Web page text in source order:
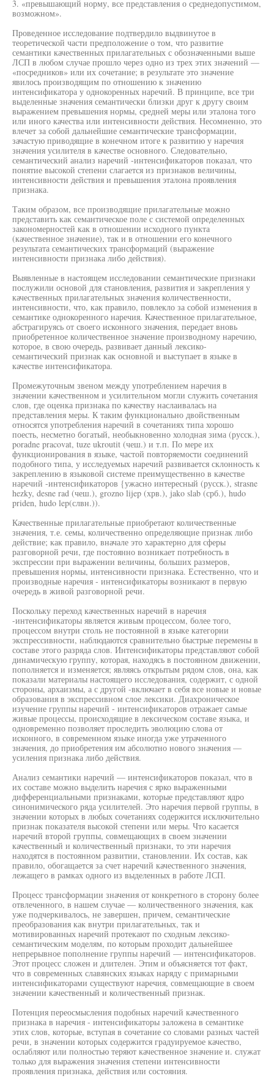
3. «превышающий норму, все представления о среднедопустимом,
возможном».
Проведенное исследование подтвердило выдвинутое в
теоретической части предположение о том, что развитие
семантики качественных прилагательных с обозначенными выше
ЛСП в любом случае прошло через одно из трех этих значений —
«посредников» или их сочетание; в результате это значение
явилось производящим по отношению к значению
интенсификатора у однокоренных наречий. В принципе, все три
выделенные значения семантически близки друг к другу своим
выражением превышения нормы, средней меры или эталона того
или иного качества или интенсивности действия. Несомненно, это
влечет за собой дальнейшие семантические трансформации,
зачастую приводящие в конечном итоге к развитию у наречия
значения усилителя в качестве основного. Следовательно,
семантический анализ наречий -интенсификаторов показал, что
понятие высокой степени слагается из признаков величины,
интенсивности действия и превышения эталона проявления
признака.
Таким образом, все производящие прилагательные можно
представить как семантическое поле с системой определенных
закономерностей как в отношении исходного пункта
(качественное значение), так и в отношении его конечного
результата семантических трансформаций (выражение
интенсивности признака либо действия).
Выявленные в настоящем исследовании семантические признаки
послужили основой для становления, развития и закрепления у
качественных прилагательных значения количественности,
интенсивности, что, как правило, повлекло за собой изменения в
семантике однокоренного наречия. Качественное прилагательное,
абстрагируясь от своего исконного значения, передает вновь
приобретенное количественное значение производному наречию,
которое, в свою очередь, развивает данный лексико-
семантический признак как основной и выступает в языке в
качестве интенсификатора.
Промежуточным звеном между употреблением наречия в
значении качественном и усилительном могли служить сочетания
слов, где оценка признака по качеству наслаивалась на
представления меры. К таким функционально двойственным
относятся употребления наречий в сочетаниях типа хорошо
поесть, несметно богатый, необыкновенно холодная зима (русск.),
poradne pracovat, tuze ukroutit (чеш.) и т.п. По мере их
функционирования в языке, частой повторяемости соединений
подобного типа, у исследуемых наречий развивается склонность к
закреплению в языковой системе преимущественно в качестве
наречий -интенсификаторов {ужасно интересный (русск.), strasne
hezky, desne rad (чеш.), grozno lijep (хрв.), jako slab (срб.), hudo
priden, hudo lep(слвн.)).
Качественные прилагательные приобретают количественные
значения, т.е. семы, количественно определяющие признак либо
действие; как правило, вначале это характерно для сферы
разговорной речи, где постоянно возникает потребность в
экспрессии при выражении величины, больших размеров,
превышения нормы, интенсивности признака. Естественно, что и
производные наречия - интенсификаторы возникают в первую
очередь в живой разговорной речи.
Поскольку переход качественных наречий в наречия
-интенсификаторы является живым процессом, более того,
процессом внутри столь не постоянной в языке категории
экспрессивности, наблюдаются сравнительно быстрые перемены в
составе этого разряда слов. Интенсификаторы представляют собой
динамическую группу, которая, находясь в постоянном движении,
пополняется и изменяется; являясь открытым рядом слов, она, как
показали материалы настоящего исследования, содержит, с одной
стороны, архаизмы, а с другой -включает в себя все новые и новые
образования в экспрессивном слое лексики. Диахроническое
изучение группы наречий - интенсификаторов отражает самые
живые процессы, происходящие в лексическом составе языка, и
одновременно позволяет проследить эволюцию слова от
исконного, в современном языке иногда уже утраченного
значения, до приобретения им абсолютно нового значения —
усиления признака либо действия.
Анализ семантики наречий — интенсификаторов показал, что в
их составе можно выделить наречия с ярко выраженными
дифференциальными признаками, которые представляют ядро
синонимического ряда усилителей. Это наречия первой группы, в
значении которых в любых сочетаниях содержится исключительно
признак показателя высокой степени или меры. Что касается
наречий второй группы, совмещающих в своем значении
качественный и количественный признаки, то эти наречия
находятся в постоянном развитии, становлении. Их состав, как
правило, обогащается за счет наречий качественного значения,
лежащего в рамках одного из выделенных в работе ЛСП.
Процесс трансформации значения от конкретного в сторону более
отвлеченного, в нашем случае — количественного значения, как
уже подчеркивалось, не завершен, причем, семантические
преобразования как внутри прилагательных, так и
мотивированных наречий протекают по сходным лексико-
семантическим моделям, по которым проходит дальнейшее
непрерывное пополнение группы наречий — интенсификаторов.
Этот процесс сложен и длителен. Этим и объясняется тот факт,
что в современных славянских языках наряду с примарными
интенсификаторами существуют наречия, совмещающие в своем
значении качественный и количественный признак.
Потенция переосмысления подобных наречий качественного
признака в наречия - интенсификаторы заложена в семантике
этих слов, которые, вступая в сочетание со словами разных частей
речи, в значении которых содержится градуируемое качество,
ослабляют или полностью теряют качественное значение и. служат
только для выражения значения степени интенсивности
проявления признака, действия или состояния.